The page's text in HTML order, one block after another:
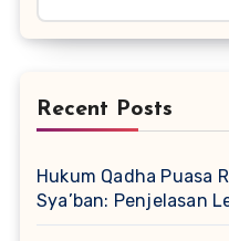
Recent Posts
Hukum Qadha Puasa
Sya’ban: Penjelasan